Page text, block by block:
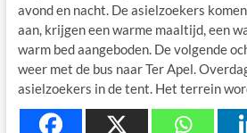
avond en nacht. De asielzoekers
aan, krijgen een warme maaltijd, een
warm bed aangeboden. De volgende
weer met de bus naar Ter Apel.
asielzoekers in de tent. Het terrein